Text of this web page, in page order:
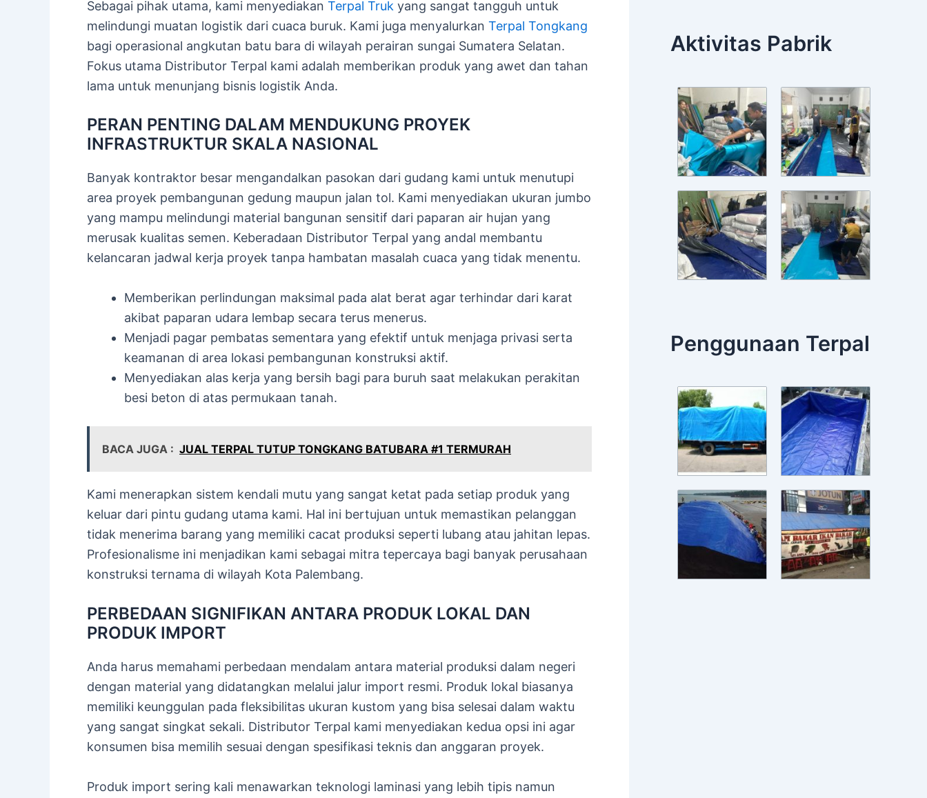
Sebagai pihak utama, kami menyediakan Terpal Truk yang sangat tangguh untuk
melindungi muatan logistik dari cuaca buruk. Kami juga menyalurkan Terpal Tongkang
bagi operasional angkutan batu bara di wilayah perairan sungai Sumatera Selatan.
Fokus utama Distributor Terpal kami adalah memberikan produk yang awet dan tahan
lama untuk menunjang bisnis logistik Anda.
PERAN PENTING DALAM MENDUKUNG PROYEK
INFRASTRUKTUR SKALA NASIONAL
Banyak kontraktor besar mengandalkan pasokan dari gudang kami untuk menutupi
area proyek pembangunan gedung maupun jalan tol. Kami menyediakan ukuran jumbo
yang mampu melindungi material bangunan sensitif dari paparan air hujan yang
merusak kualitas semen. Keberadaan Distributor Terpal yang andal membantu
kelancaran jadwal kerja proyek tanpa hambatan masalah cuaca yang tidak menentu.
Memberikan perlindungan maksimal pada alat berat agar terhindar dari karat
akibat paparan udara lembap secara terus menerus.
Menjadi pagar pembatas sementara yang efektif untuk menjaga privasi serta
keamanan di area lokasi pembangunan konstruksi aktif.
Menyediakan alas kerja yang bersih bagi para buruh saat melakukan perakitan
besi beton di atas permukaan tanah.
BACA JUGA : JUAL TERPAL TUTUP TONGKANG BATUBARA #1 TERMURAH
Kami menerapkan sistem kendali mutu yang sangat ketat pada setiap produk yang
keluar dari pintu gudang utama kami. Hal ini bertujuan untuk memastikan pelanggan
tidak menerima barang yang memiliki cacat produksi seperti lubang atau jahitan lepas.
Profesionalisme ini menjadikan kami sebagai mitra tepercaya bagi banyak perusahaan
konstruksi ternama di wilayah Kota Palembang.
PERBEDAAN SIGNIFIKAN ANTARA PRODUK LOKAL DAN
PRODUK IMPORT
Anda harus memahami perbedaan mendalam antara material produksi dalam negeri
dengan material yang didatangkan melalui jalur import resmi. Produk lokal biasanya
memiliki keunggulan pada fleksibilitas ukuran kustom yang bisa selesai dalam waktu
yang sangat singkat sekali. Distributor Terpal kami menyediakan kedua opsi ini agar
konsumen bisa memilih sesuai dengan spesifikasi teknis dan anggaran proyek.
Produk import sering kali menawarkan teknologi laminasi yang lebih tipis namun
Aktivitas Pabrik
Penggunaan Terpal